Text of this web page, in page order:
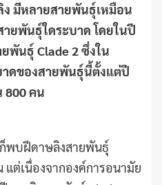
มีหลายสายพันธุ์เหมือน
ยพันธุ์ใดระบาด โดยในปี
พันธุ์ Clade 2 ซึ่งใน
ดของสายพันธุ์นี้ตั้งแต่ปี
800 คน
พบฝีดาษลิงสายพันธุ์
ต่เนื่องจากองค์การอนามัย